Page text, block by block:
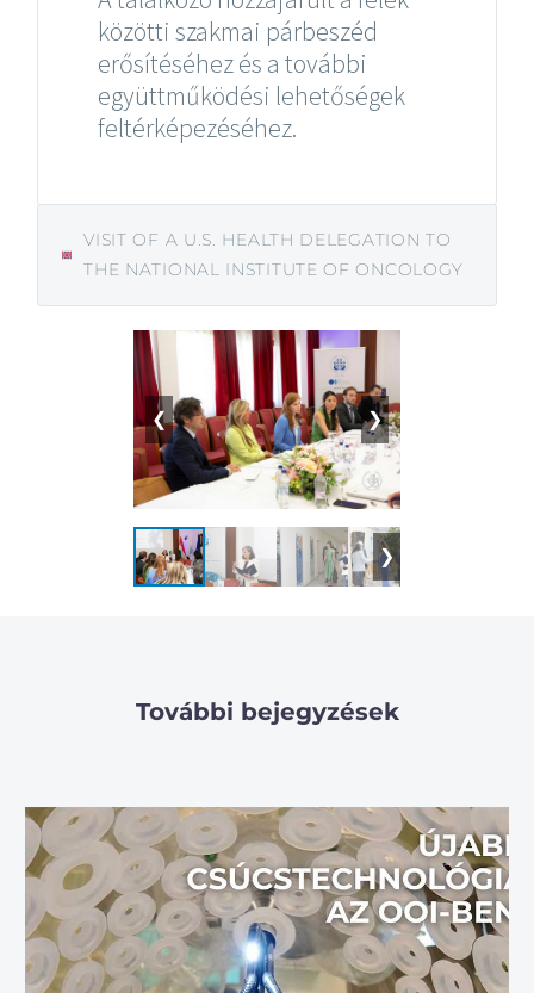
közötti szakmai párbeszéd
erősítéséhez és a további
együttműködési lehetőségek
feltérképezéséhez.
VISIT OF A U.S. HEALTH DELEGATION TO
THE NATIONAL INSTITUTE OF ONCOLOGY
❮ ❯
❮ ❯
További bejegyzések